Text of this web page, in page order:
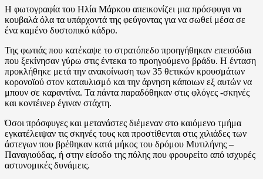
Η φωτογραφία του Ηλία Μάρκου απεικονίζει μια πρόσφυγα να
κουβαλά όλα τα υπάρχοντά της φεύγοντας για να σωθεί μέσα σε
ένα καμένο δυστοπικό κάδρο.
Της φωτιάς που κατέκαψε το στρατόπεδο προηγήθηκαν επεισόδια
που ξεκίνησαν γύρω στις έντεκα το προηγούμενο βράδυ. Η ένταση
προκλήθηκε μετά την ανακοίνωση των 35 θετικών κρουσμάτων
κορονοϊού στον καταυλισμό και την άρνηση κάποιων εξ αυτών να
μπουν σε καραντίνα. Τα πάντα παραδόθηκαν στις φλόγες -σκηνές
και κοντέινερ έγιναν στάχτη.
Όσοι πρόσφυγες και μετανάστες διέμεναν στο καιόμενο τμήμα
εγκατέλειψαν τις σκηνές τους και προστίθενται στις χιλιάδες των
άστεγων που βρέθηκαν κατά μήκος του δρόμου Μυτιλήνης –
Παναγιούδας, ή στην είσοδο της πόλης που φρουρείτο από ισχυρές
αστυνομικές δυνάμεις.